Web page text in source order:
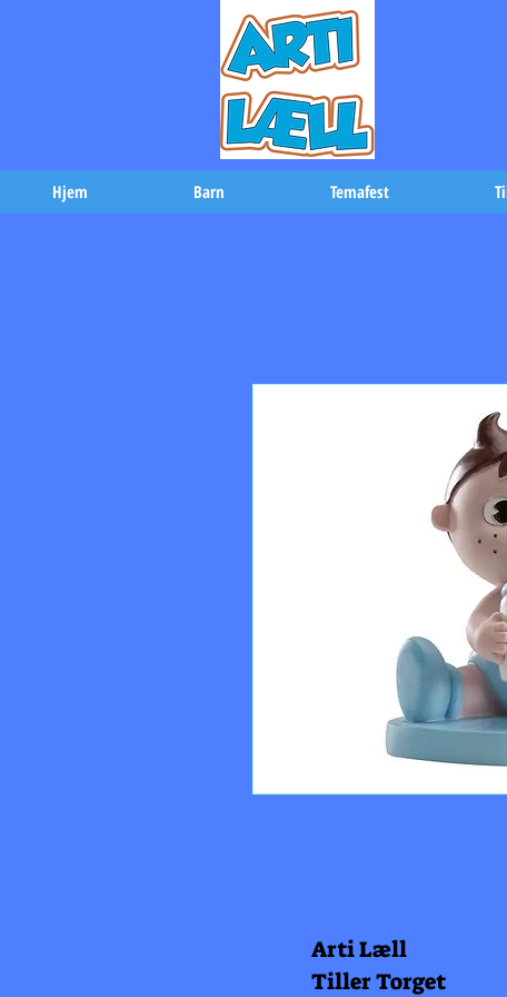
Hjem Barn Temafest
Arti Læll
Tiller Torget